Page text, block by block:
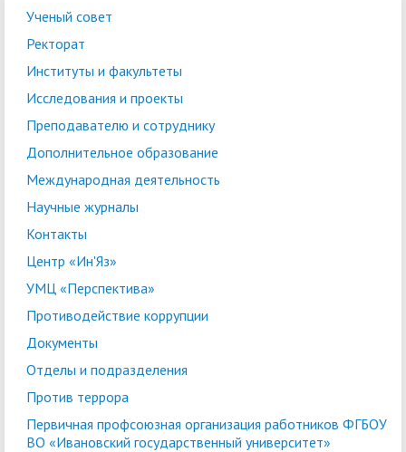
Ученый совет
Ректорат
Институты и факультеты
Исследования и проекты
Преподавателю и сотруднику
Дополнительное образование
Международная деятельность
Научные журналы
Контакты
Центр «Ин'Яз»
УМЦ «Перспектива»
Противодействие коррупции
Документы
Отделы и подразделения
Против террора
Первичная профсоюзная организация работников ФГБОУ
ВО «Ивановский государственный университет»